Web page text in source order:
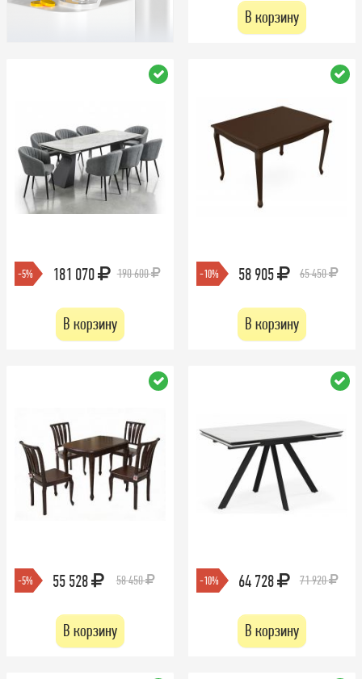
В корзину
-5% 181 070 190 600
В корзину
-10% 58 905 65 450
В корзину
-5% 55 528 58 450
В корзину
-10% 64 728 71 920
В корзину